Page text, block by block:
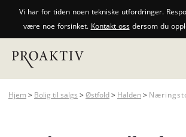
Vi har for tiden noen tekniske utfordringer.
være noe forsinket. Kontakt ossdersom du
Hjem > Bolig til salgs >Østfold> Halden>